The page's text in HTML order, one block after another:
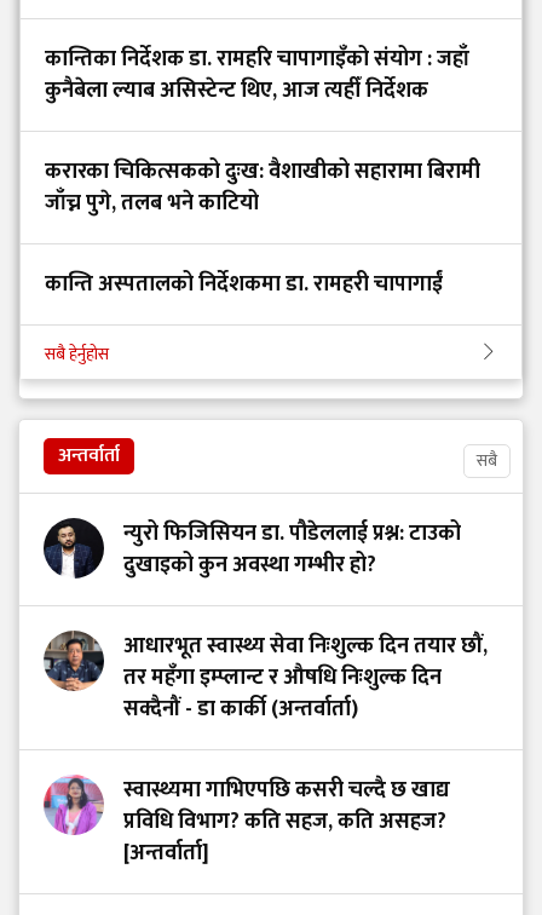
कान्तिका निर्देशक डा. रामहरि चापागाइँको संयोग : जहाँ
कुनैबेला ल्याब असिस्टेन्ट थिए, आज त्यहीँ निर्देशक
करारका चिकित्सकको दुःख: वैशाखीको सहारामा बिरामी
जाँच्न पुगे, तलब भने काटियो
कान्ति अस्पतालको निर्देशकमा डा. रामहरी चापागाईं
सबै हेर्नुहोस
अन्तर्वार्ता सबै
न्युरो फिजिसियन डा. पौडेललाई प्रश्न: टाउको
दुखाइको कुन अवस्था गम्भीर हो?
आधारभूत स्वास्थ्य सेवा निःशुल्क दिन तयार छौं,
तर महँगा इम्प्लान्ट र औषधि निःशुल्क दिन
सक्दैनौं - डा कार्की (अन्तर्वार्ता)
स्वास्थ्यमा गाभिएपछि कसरी चल्दै छ खाद्य
प्रविधि विभाग? कति सहज, कति असहज?
[अन्तर्वार्ता]